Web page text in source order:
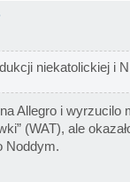
niekatolickiej i
na Allegro i
(WAT), ale
Noddym.